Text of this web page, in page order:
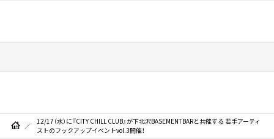
12/17（水）に『CITY CHILL CLUB』が下北沢BASEMENTBARと共催する 若手アーティ
ストのフックアップイベントvol.3開催！